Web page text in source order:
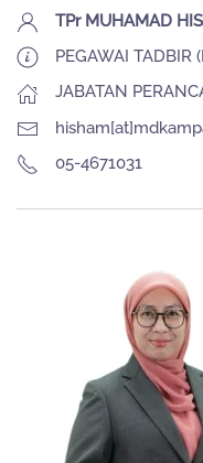
TPr MUHAMAD
PEGAWAI TADBIR
JABATAN
05-4671031